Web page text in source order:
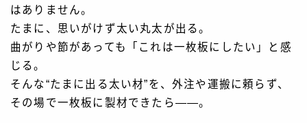
はありません。
たまに、思いがけず太い丸太が出る。
曲がりや節があっても「これは一枚板にしたい」と感
じる。
そんな“たまに出る太い材”を、外注や運搬に頼らず、
その場で一枚板に製材できたら——。